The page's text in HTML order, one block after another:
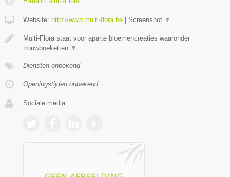
Website: http://www.multi-flora.be Screenshot ▼
Multi-Flora staat voor aparte bloemencreaties waaronder
trouwboeketten ▼
Diensten onbekend
Openingstijden onbekend
Sociale media: